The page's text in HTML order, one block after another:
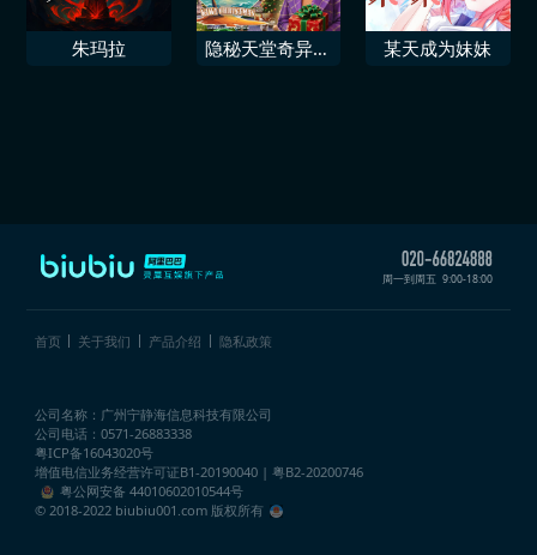
朱玛拉
隐秘天堂奇异果
某天成为妹妹
周一到周五 9:00-18:00
首页 关于我们 产品介绍 隐私政策
公司名称：广州宁静海信息科技有限公司
公司电话：0571-26883338
粤ICP备16043020号
增值电信业务经营许可证B1-20190040 | 粤B2-20200746
粤公网安备 44010602010544号
© 2018-2022 biubiu001.com 版权所有